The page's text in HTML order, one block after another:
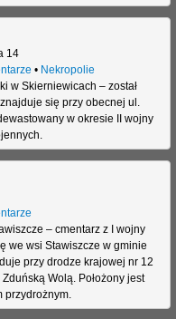
14
• Nekropolie
w Skierniewicach – został
się przy obecnej ul.
w okresie II wojny
– cmentarz z I wojny
we wsi Stawiszcze w gminie
przy drodze krajowej nr 12
Wolą. Położony jest
przydrożnym.